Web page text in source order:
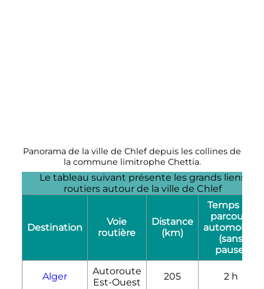
Panorama de la ville de Chlef depuis les collines de
la commune limitrophe Chettia.
Le tableau suivant présente les grands liens
routiers autour de la ville de Chlef
Destination
Voie
routière
Distance
(km)
Temps de
parcours
automobile
(sans
pause)
Alger
Autoroute
Est-Ouest
205 2 h